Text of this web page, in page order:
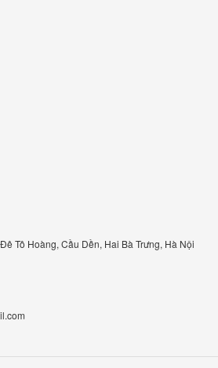
Tô Hoàng, Cầu Dền, Hai Bà Trưng, Hà Nội